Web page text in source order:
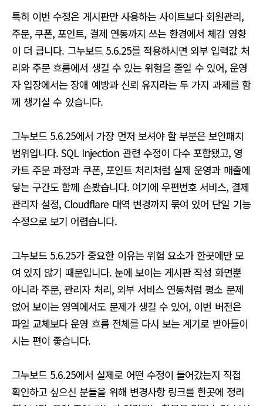
특히 이번 수정은 게시판만 사용하는 사이트보다 회원관리,
주문, 쿠폰, 포인트, 결제 연동까지 쓰는 환경에서 체감 영향
이 더 큽니다. 그누보드 5.6.25를 적용하시면 외부 입력값 처
리와 주문 흐름에서 생길 수 있는 위험을 줄일 수 있어, 운영
자 입장에서는 장애 예방과 신뢰 유지라는 두 가지 과제를 함
께 챙기실 수 있습니다.
그누보드 5.6.25에서 가장 먼저 보셔야 할 부분은 보안패치
범위입니다. SQL Injection 관련 수정이 다수 포함됐고, 영
카트 주문 과정과 쿠폰, 포인트 처리처럼 실제 운영과 매출에
닿는 구간도 함께 손봤습니다. 여기에 우편번호 서비스, 결제
관리자 설정, Cloudflare 대역 변경까지 묶여 있어 단일 기능
수정으로 보기 어렵습니다.
그누보드 5.6.25가 중요한 이유는 위험 요소가 한곳에만 모
여 있지 않기 때문입니다. 눈에 보이는 게시판 작성 화면뿐
아니라 주문, 관리자 처리, 외부 서비스 연동처럼 평소 문제
없어 보이는 영역에서도 문제가 생길 수 있어, 이번 버전은
파일 교체보다 운영 흐름 전체를 다시 보는 계기로 받아들이
시는 편이 좋습니다.
그누보드 5.6.25에서 실제로 어떤 수정이 들어갔는지 직접
확인하고 싶으신 분들을 위해 변경사항 링크를 한곳에 정리